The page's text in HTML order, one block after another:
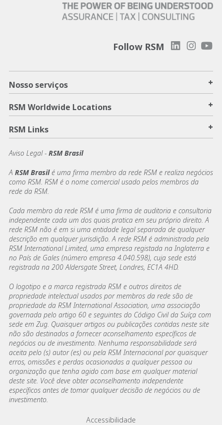
Follow RSM
Nosso serviços +
RSM Worldwide Locations +
RSM Links +
Aviso Legal - RSM Brasil
A RSM Brasilé uma firma membro da rede RSM e realiza negócios
como RSM. RSM é o nome comercial usado pelos membros da
rede da RSM.
Cada membro da rede RSM é uma firma de auditoria e consultoria
independente cada um dos quais pratica em seu próprio direito. A
rede RSM não é em si uma entidade legal separada de qualquer
descrição em qualquer jurisdição. A rede RSM é administrada pela
RSM International Limited, uma empresa registada na Inglaterra e
no País de Gales (número empresa 4.040.598), cuja sede está
registrada na 200 Aldersgate Street, Londres, EC1A 4HD.
O logotipo e a marca registrada RSM e outros direitos de
propriedade intelectual usados por membros da rede são de
propriedade da RSM International Association, uma associação
governada pelo artigo 60 e seguintes do Código Civil da Suíça com
sede em Zug. Quaisquer artigos ou publicações contidas neste site
não são destinados a fornecer aconselhamento específicos de
negócios ou de investimento. Nenhuma responsabilidade será
aceita pelo (s) autor (es) ou pela RSM Internacional por quaisquer
erros, omissões e perdas ocasionadas a qualquer pessoa ou
organização que tenha agido com base em qualquer material
deste site. Você deve obter aconselhamento independente
específicos antes de tomar qualquer decisão de negócios ou de
investimento.
Footer menu linksAccessibilidade